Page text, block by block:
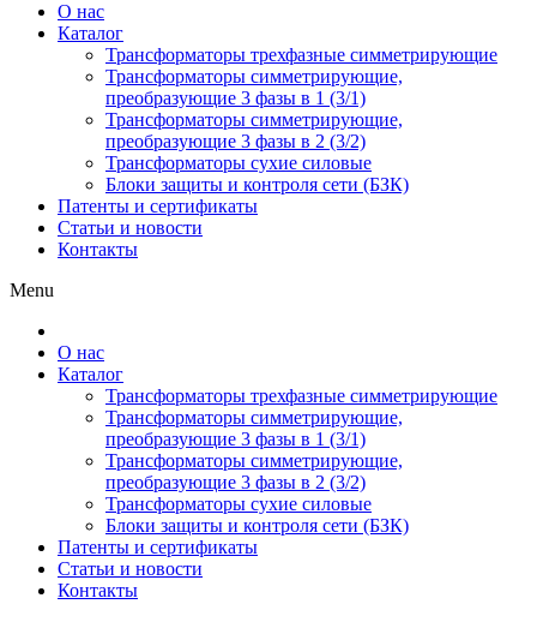
О нас
Каталог
Трансформаторы трехфазные симметрирующие
Трансформаторы симметрирующие,
преобразующие 3 фазы в 1 (3/1)
Трансформаторы симметрирующие,
преобразующие 3 фазы в 2 (3/2)
Трансформаторы сухие силовые
Блоки защиты и контроля сети (БЗК)
Патенты и сертификаты
Статьи и новости
Контакты
Menu
О нас
Каталог
Трансформаторы трехфазные симметрирующие
Трансформаторы симметрирующие,
преобразующие 3 фазы в 1 (3/1)
Трансформаторы симметрирующие,
преобразующие 3 фазы в 2 (3/2)
Трансформаторы сухие силовые
Блоки защиты и контроля сети (БЗК)
Патенты и сертификаты
Статьи и новости
Контакты